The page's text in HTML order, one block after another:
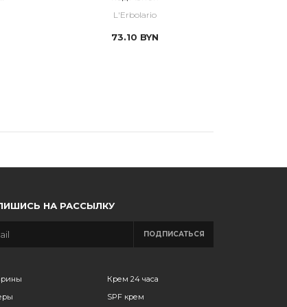
L'Erbolario
73.10 BYN
НА РАССЫЛКУ
ПОДПИСАТЬСЯ
Крем 24 часа
SPF крем